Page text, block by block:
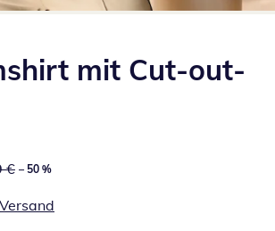
mit Cut-out-
€, vorheriger Preis: 29,99 €
€ – 50 %
Versand